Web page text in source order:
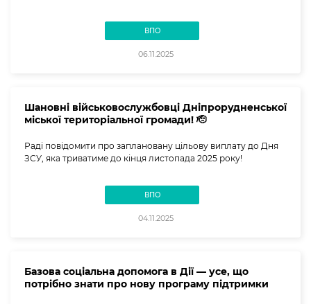
ВПО
06.11.2025
Шановні військовослужбовці Дніпрорудненської
міської територіальної громади! 🫡
Раді повідомити про заплановану цільову виплату до Дня
ЗСУ, яка триватиме до кінця листопада 2025 року!
ВПО
04.11.2025
Базова соціальна допомога в Дії — усе, що
потрібно знати про нову програму підтримки